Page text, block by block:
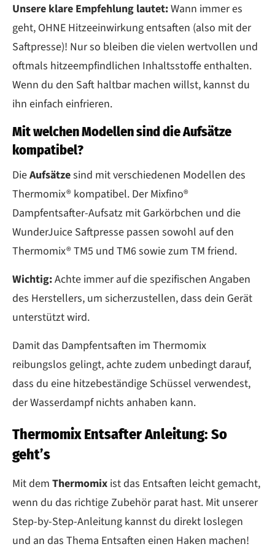
Unsere klare Empfehlung lautet:Wann immer es
geht, OHNE Hitzeeinwirkung entsaften (also mit der
Saftpresse)! Nur so bleiben die vielen wertvollen und
oftmals hitzeempfindlichen Inhaltsstoffe enthalten.
Wenn du den Saft haltbar machen willst, kannst du
ihn einfach einfrieren.
Mit welchen Modellen sind die Aufsätze
kompatibel?
DieAufsätzesind mit verschiedenen Modellen des
Thermomix® kompatibel. Der Mixfino®
Dampfentsafter-Aufsatz mit Garkörbchen und die
WunderJuice Saftpresse passen sowohl auf den
Thermomix® TM5 und TM6 sowie zum TM friend.
Wichtig:Achte immer auf die spezifischen Angaben
des Herstellers, um sicherzustellen, dass dein Gerät
unterstützt wird.
Damit das Dampfentsaften im Thermomix
reibungslos gelingt, achte zudem unbedingt darauf,
dass du eine hitzebeständige Schüssel verwendest,
der Wasserdampf nichts anhaben kann.
Thermomix Entsafter Anleitung: So
geht’s
Mit dem Thermomix ist das Entsaften leicht gemacht,
wenn du das richtige Zubehör parat hast. Mit unserer
Step-by-Step-Anleitung kannst du direkt loslegen
und an das Thema Entsaften einen Haken machen!